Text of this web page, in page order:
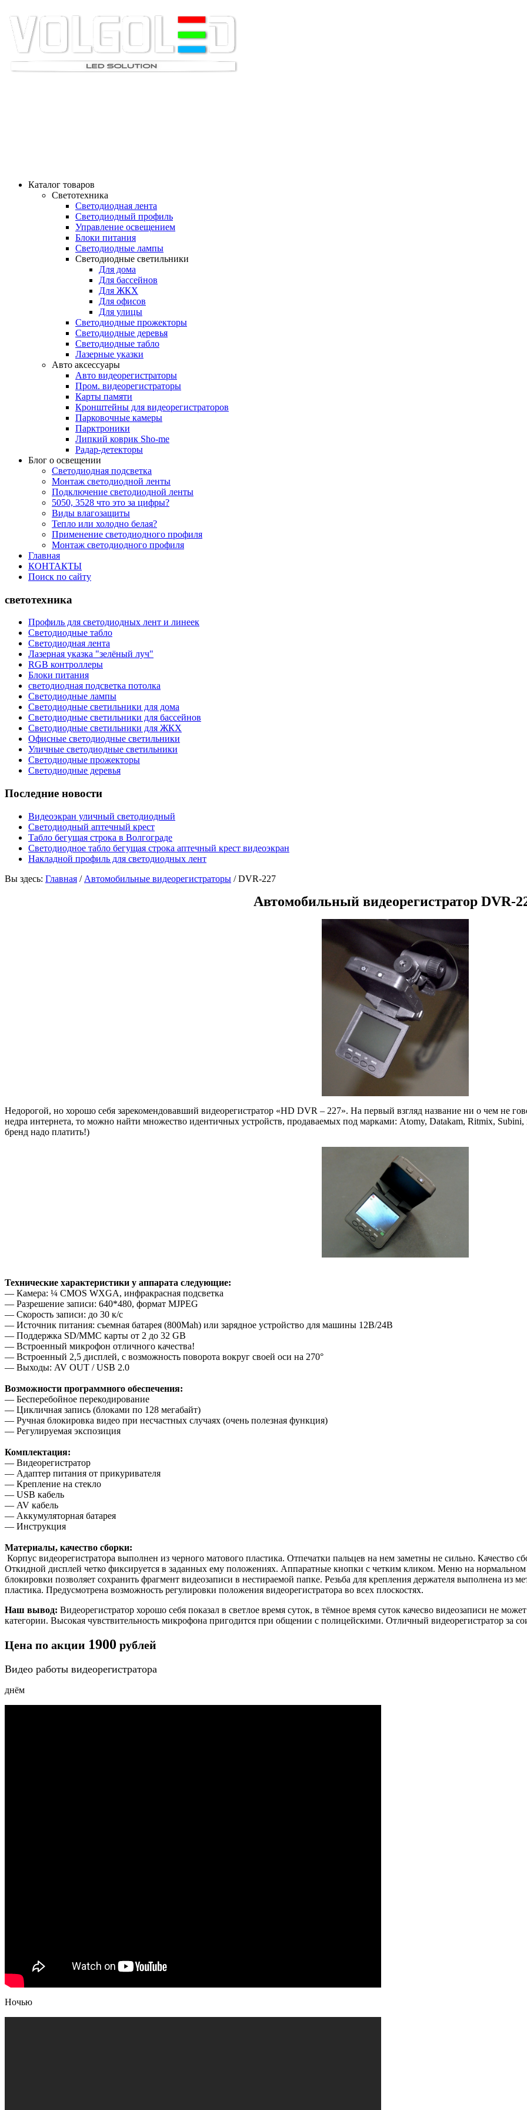
Каталог товаров
Светотехника
Светодиодная лента
Светодиодный профиль
Управление освещением
Блоки питания
Светодиодные лампы
Светодиодные светильники
Для дома
Для бассейнов
Для ЖКХ
Для офисов
Для улицы
Светодиодные прожекторы
Светодиодные деревья
Светодиодные табло
Лазерные указки
Авто аксессуары
Авто видеорегистраторы
Пром. видеорегистраторы
Карты памяти
Кронштейны для видеорегистраторов
Парковочные камеры
Парктроники
Липкий коврик Sho-me
Радар-детекторы
Блог о освещении
Светодиодная подсветка
Монтаж светодиодной ленты
Подключение светодиодной ленты
5050, 3528 что это за цифры?
Виды влагозащиты
Тепло или холодно белая?
Применение светодиодного профиля
Монтаж светодиодного профиля
Главная
КОНТАКТЫ
Поиск по сайту
светотехника
Профиль для светодиодных лент и линеек
Светодиодные табло
Светодиодная лента
Лазерная указка "зелёный луч"
RGB контроллеры
Блоки питания
светодиодная подсветка потолка
Светодиодные лампы
Светодиодные светильники для дома
Светодиодные светильники для бассейнов
Светодиодные светильники для ЖКХ
Офисные светодиодные светильники
Уличные светодиодные светильники
Светодиодные прожекторы
Светодиодные деревья
Последние новости
Видеоэкран уличный светодиодный
Светодиодный аптечный крест
Табло бегущая строка в Волгограде
Светодиодное табло бегущая строка аптечный крест видеоэкран
Накладной профиль для светодиодных лент
Вы здесь: Главная / Автомобильные видеорегистраторы /DVR-227
Автомобильный видеорегистратор DVR-
Недорогой, но хорошо себя зарекомендовавший видеорегистратор «HD DVR – 227». На первый взгляд название ни о чем не
недра интернета, то можно найти множество идентичных устройств, продаваемых под марками: Atomy, Datakam, Ritmix,
бренд надо платить!)
Технические характеристики у аппарата следующие:
— Камера: ¼ CMOS WXGA, инфракрасная подсветка
— Разрешение записи: 640*480, формат MJPEG
— Скорость записи: до 30 к/с
— Источник питания: съемная батарея (800Маh) или зарядное устройство для машины 12В/24В
— Поддержка SD/MMC карты от 2 до 32 GB
— Встроенный микрофон отличного качества!
— Встроенный 2,5 дисплей, с возможность поворота вокруг своей оси на 270°
— Выходы: AV OUT / USB 2.0
Возможности программного обеспечения:
— Бесперебойное перекодирование
— Цикличная запись (блоками по 128 мегабайт)
— Ручная блокировка видео при несчастных случаях (очень полезная функция)
— Регулируемая экспозиция
Комплектация:
— Видеорегистратор
— Адаптер питания от прикуривателя
— Крепление на стекло
— USB кабель
— AV кабель
— Аккумуляторная батарея
— Инструкция
Материалы, качество сборки:
Корпус видеорегистратора выполнен из черного матового пластика. Отпечатки пальцев на нем заметны не сильно. Качество
Откидной дисплей четко фиксируется в заданных ему положениях. Аппаратные кнопки с четким кликом. Меню на
блокировки позволяет сохранить фрагмент видеозаписи в нестираемой папке. Резьба для крепления держателя выполнена из
пластика. Предусмотрена возможность регулировки положения видеорегистратора во всех плоскостях.
Наш вывод: Видеорегистратор хорошо себя показал в светлое время суток, в тёмное время суток качесво видеозаписи не
категории. Высокая чувствительность микрофона пригодится при общении с полицейскими. Отличный видеорегистратор за
Цена по акции 1900 рублей
Видео работы видеорегистратора
днём
Ночью